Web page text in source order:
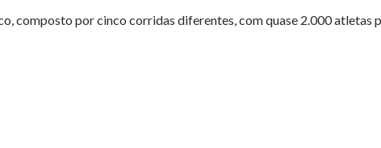
composto por cinco corridas diferentes, com quase 2.000 atletas